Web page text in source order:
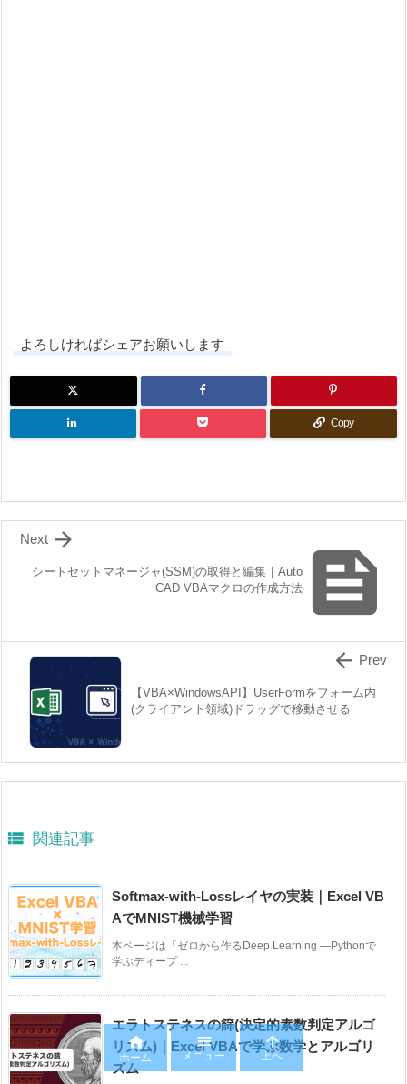
よろしければシェアお願いします
Copy

シートセットマネージャ(SSM)の取得と編集｜Auto
CAD VBAマクロの作成方法

Next
【VBA×WindowsAPI】UserFormをフォーム内
(クライアント領域)ドラッグで移動させる
 Prev
 関連記事
Softmax-with-Lossレイヤの実装｜Excel VB
AでMNIST機械学習
本ページは「ゼロから作るDeep Learning ―Pythonで
学ぶディープ ...
エラトステネスの篩(決定的素数判定アルゴ
リズム)｜Excel VBAで学ぶ数学とアルゴリ
ズム

ホーム

メニュー

上へ